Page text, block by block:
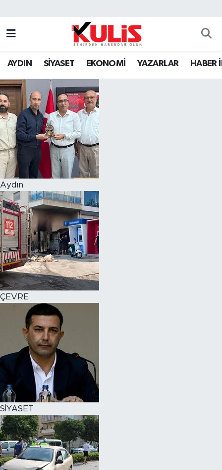
AYDIN SİYASET EKONOMİ YAZARLAR HABER
Aydın
ÇEVRE
SİYASET